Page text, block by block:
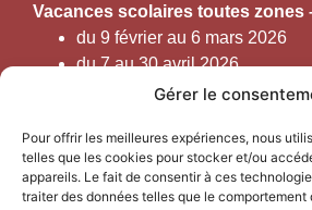
Gérer le
Pour offrir les meilleures expériences, nous
telles que les cookies pour stocker et/ou
appareils. Le fait de consentir à ces
traiter des données telles que le comportement
Vacances scolaires toutes zones
du 9 février au 6 mars 2026
du 7 au 30 avril 2026
du 1er juin au 30 septembre
Horaires d’ouverture au public :